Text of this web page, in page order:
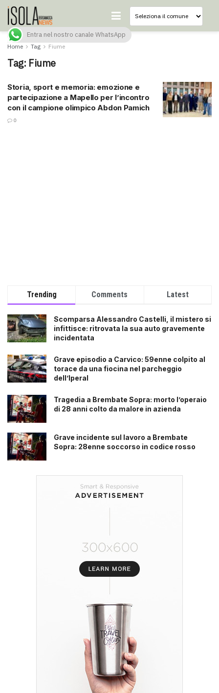
Home Tag Fiume
Tag: Fiume
Storia, sport e memoria: emozione e
partecipazione a Mapello per l’incontro
con il campione olimpico Abdon Pamich
0
Trending Comments Latest
Scomparsa Alessandro Castelli, il mistero si
infittisce: ritrovata la sua auto gravemente
incidentata
Grave episodio a Carvico: 59enne colpito al
torace da una fiocina nel parcheggio
dell’Iperal
Tragedia a Brembate Sopra: morto l’operaio
di 28 anni colto da malore in azienda
Grave incidente sul lavoro a Brembate
Sopra: 28enne soccorso in codice rosso
Entra nel nostro canale WhatsApp